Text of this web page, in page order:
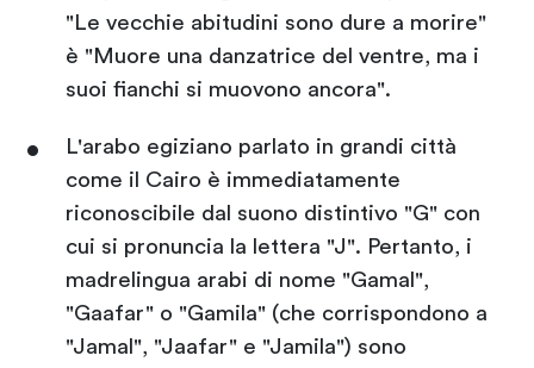
"Le vecchie abitudini sono dure a morire"
è "Muore una danzatrice del ventre, ma i
suoi fianchi si muovono ancora".
L'arabo egiziano parlato in grandi città
come il Cairo è immediatamente
riconoscibile dal suono distintivo "G" con
cui si pronuncia la lettera "J". Pertanto, i
madrelingua arabi di nome "Gamal",
"Gaafar" o "Gamila" (che corrispondono a
"Jamal", "Jaafar" e "Jamila") sono